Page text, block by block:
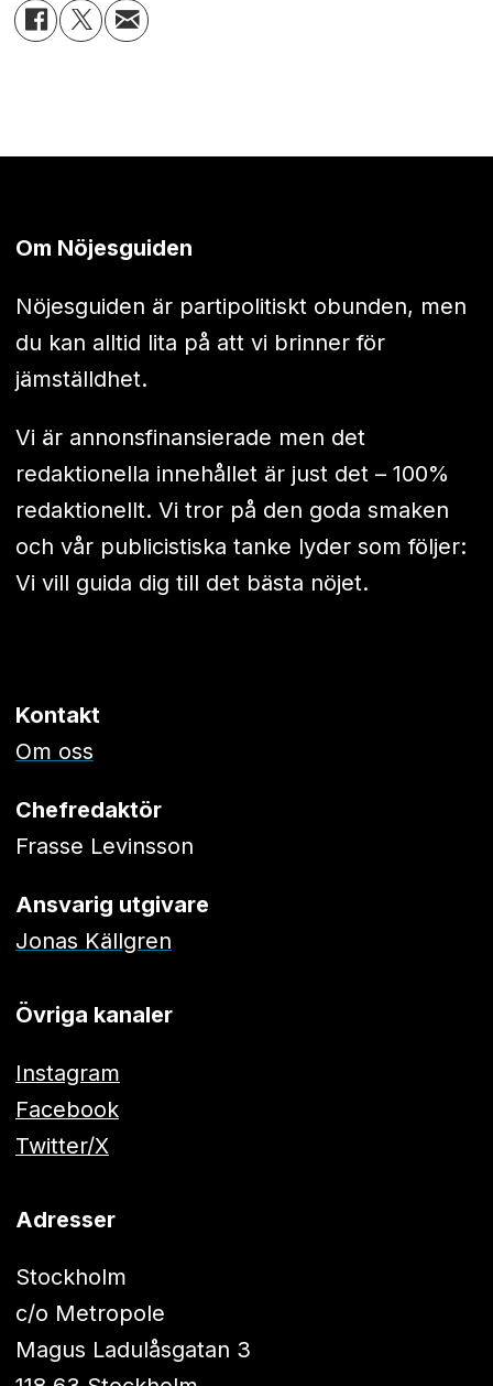
Om Nöjesguiden
Nöjesguiden är partipolitiskt obunden, men
du kan alltid lita på att vi brinner för
jämställdhet.
Vi är annonsfinansierade men det
redaktionella innehållet är just det – 100%
redaktionellt. Vi tror på den goda smaken
och vår publicistiska tanke lyder som följer:
Vi vill guida dig till det bästa nöjet.
Kontakt
Om oss
Chefredaktör
Frasse Levinsson
Ansvarig utgivare
Jonas Källgren
Övriga kanaler
Instagram
Facebook
Twitter/X
Adresser
Stockholm
c/o Metropole
Magus Ladulåsgatan 3